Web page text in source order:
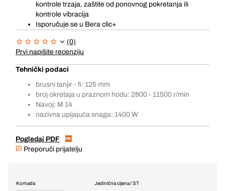
kontrole trzaja, zaštite od ponovnog pokretanja ili
kontrole vibracija
Isporučuje se u Bera clic+
(0)
Prvi napišite recenziju
Tehnički podaci
brusni tanjir - fi: 125 mm
broj okretaja u praznom hodu: 2800 - 11500 r/min
Navoj: M 14
nazivna upijajuća snaga: 1400 W
Pogledaj PDF
Preporuči prijatelju
Jedinična cijena / ST
Komada